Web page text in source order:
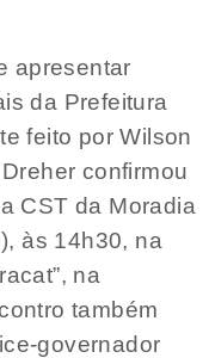
apresentar
da Prefeitura
feito por Wilson
confirmou
CST da Moradia
às 14h30, na
na
também
governador